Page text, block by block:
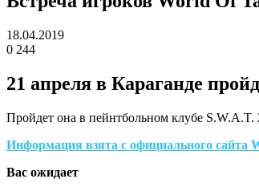
18.04.2019
0 244
21 апреля в Караганде
Пройдет она в пейнтбольном клубе S.W.A.T.
Информация взята с официального сайта
Вас ожидает